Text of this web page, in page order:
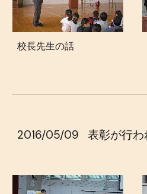
校長先生の話
2016/05/09表彰が行わ